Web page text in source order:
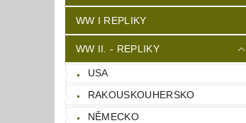
WW I REPLIKY
WW II. - REPLIKY
USA
RAKOUSKOUHERSKO
NĚMECKO